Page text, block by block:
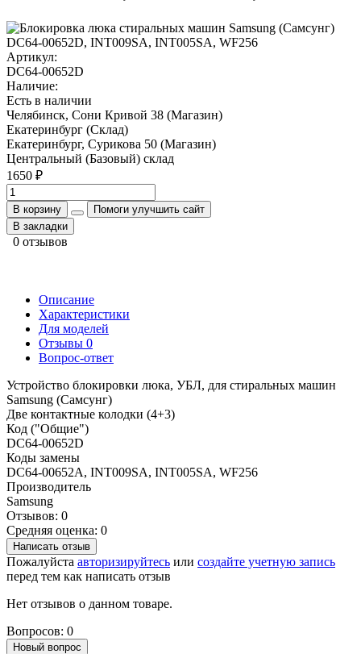
Артикул:
DC64-00652D
Наличие:
Есть в наличии
Челябинск, Сони Кривой 38 (Магазин)
Екатеринбург (Склад)
Екатеринбург, Сурикова 50 (Магазин)
Центральный (Базовый) склад
1650 ₽
В корзину
Помоги улучшить сайт
В закладки
0 отзывов
Описание
Характеристики
Для моделей
Отзывы 0
Вопрос-ответ
Устройство блокировки люка, УБЛ, для стиральных машин
Samsung (Самсунг)
Две контактные колодки (4+3)
Код ("Общие")
DC64-00652D
Коды замены
DC64-00652A, INT009SA, INT005SA, WF256
Производитель
Samsung
Отзывов: 0
Средняя оценка: 0
Написать отзыв
Пожалуйста авторизируйтесь или создайте учетную запись
перед тем как написать отзыв
Нет отзывов о данном товаре.
Вопросов: 0
Новый вопрос